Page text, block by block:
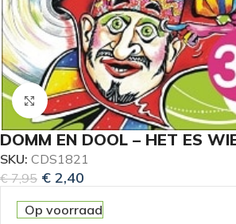
Klik om te vergroten
DOMM EN DOOL – HET ES
SKU: CDS1821
€7,95 € 2,40
Op voorraad